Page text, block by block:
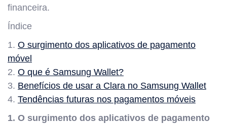
financeira.
Índice
1. O surgimento dos aplicativos de pagamento
móvel
2. O que é Samsung Wallet?
3. Benefícios de usar a Clara no Samsung Wallet
4. Tendências futuras nos pagamentos móveis
1. O surgimento dos aplicativos de pagamento